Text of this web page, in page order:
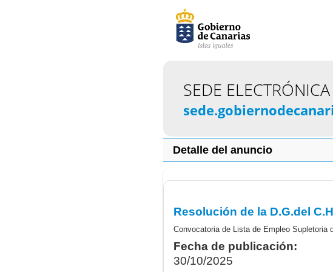
SEDE ELECTRÓNICA
Detalle del anuncio
Convocatoria de Lista de Empleo Supletoria
Fecha de publicación:
30/10/2025